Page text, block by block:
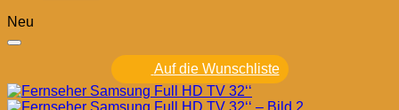
Neu
Auf die Wunschliste